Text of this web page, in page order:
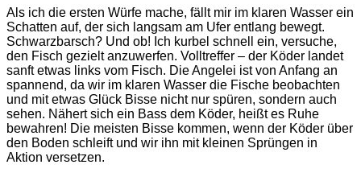
Als ich die ersten Würfe mache, fällt mir im klaren Wasser ein
Schatten auf, der sich langsam am Ufer entlang bewegt.
Schwarzbarsch? Und ob! Ich kurbel schnell ein, versuche,
den Fisch gezielt anzuwerfen. Volltreffer – der Köder landet
sanft etwas links vom Fisch. Die Angelei ist von Anfang an
spannend, da wir im klaren Wasser die Fische beobachten
und mit etwas Glück Bisse nicht nur spüren, sondern auch
sehen. Nähert sich ein Bass dem Köder, heißt es Ruhe
bewahren! Die meisten Bisse kommen, wenn der Köder über
den Boden schleift und wir ihn mit kleinen Sprüngen in
Aktion versetzen.